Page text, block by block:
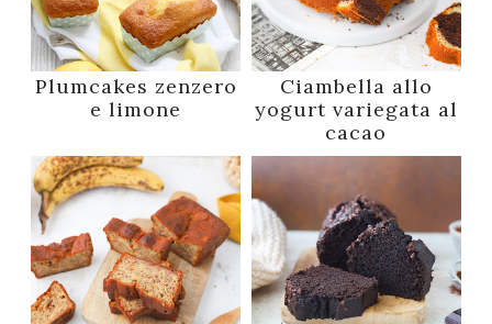
Plumcakes zenzero
e limone
Ciambella allo
yogurt variegata al
cacao